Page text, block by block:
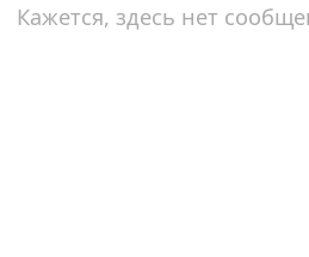
Кажется, здесь нет